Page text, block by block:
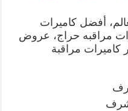
أفضل كاميرات
مراقبه حراج، عروض
كاميرات مراقبة